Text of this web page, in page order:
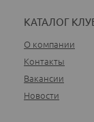
КАТАЛОГ
О компании
Контакты
Вакансии
Новости